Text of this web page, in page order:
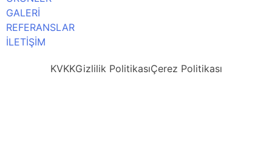
GALERİ
REFERANSLAR
İLETİŞİM
KVKKGizlilik PolitikasıÇerez Politikası